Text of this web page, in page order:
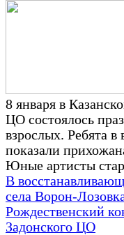
8 января в
ЦО состоялось
взрослых. Ребята в
показали
Юные артисты
В
села Ворон-
Рождественский
Задонского ЦО